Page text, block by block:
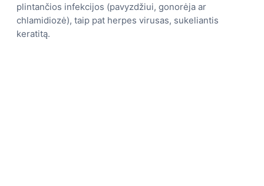
plintančios infekcijos (pavyzdžiui, gonorėja ar
chlamidiozė), taip pat herpes virusas, sukeliantis
keratitą.